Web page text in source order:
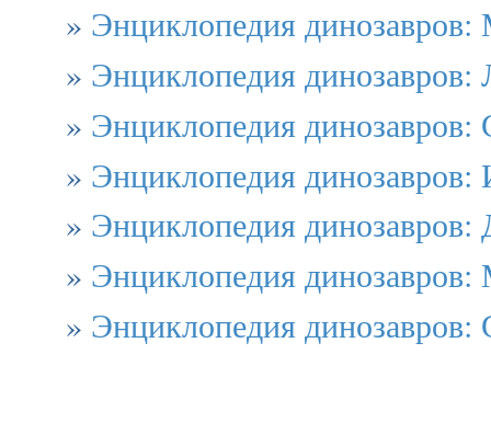
» Энциклопедия динозавров:
» Энциклопедия динозавров:
» Энциклопедия динозавров:
» Энциклопедия динозавров:
» Энциклопедия динозавров:
» Энциклопедия динозавров:
» Энциклопедия динозавров: